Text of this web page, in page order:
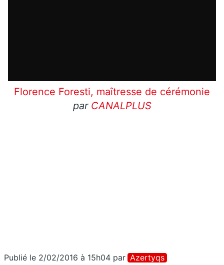
Florence Foresti, maîtresse de cérémonie
par CANALPLUS
Publié le 2/02/2016 à 15h04 par Azertyqs